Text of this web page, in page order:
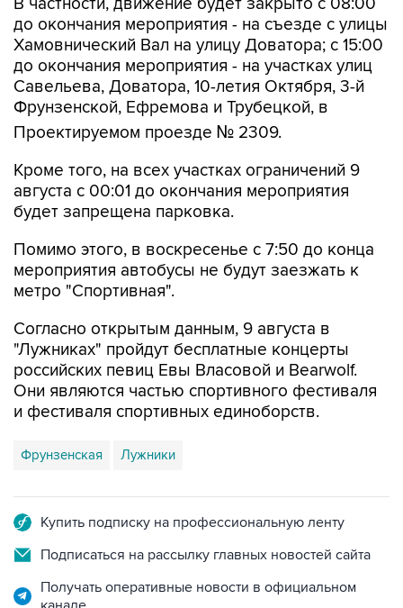
Хамовнический Вал на улицу Доватора; с 15:00
до окончания мероприятия - на участках улиц
Савельева, Доватора, 10-летия Октября, 3-й
Фрунзенской, Ефремова и Трубецкой, в
Проектируемом проезде № 2309.
Кроме того, на всех участках ограничений 9
будет запрещена парковка.
Помимо этого, в воскресенье с 7:50 до конца
метро "Спортивная".
Согласно открытым данным, 9 августа в
российских певиц Евы Власовой и Bearwolf.
Они являются частью спортивного фестиваля
и фестиваля спортивных единоборств.
Фрунзенская Лужники
Подписаться на рассылку главных новостей сайта
Получать оперативные новости в официальном